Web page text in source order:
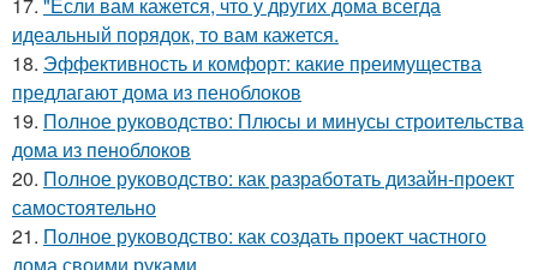
идеальный порядок, то вам кажется.
18. Эффективность и комфорт: какие преимущества
предлагают дома из пеноблоков
19. Полное руководство: Плюсы и минусы строительства
дома из пеноблоков
20. Полное руководство: как разработать дизайн-проект
самостоятельно
21. Полное руководство: как создать проект частного
дома своими руками